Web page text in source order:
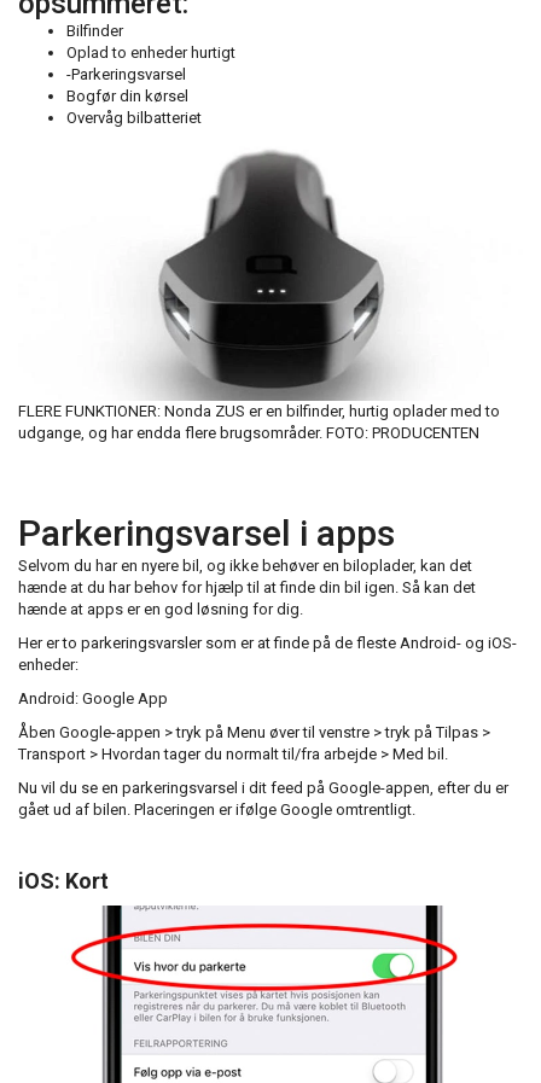
Bilfinder
Oplad to enheder hurtigt
-Parkeringsvarsel
Bogfør din kørsel
Overvåg bilbatteriet
FLERE FUNKTIONER: Nonda ZUS er en bilfinder, hurtig oplader med to
udgange, og har endda flere brugsområder. FOTO: PRODUCENTEN
Parkeringsvarsel i apps
Selvom du har en nyere bil, og ikke behøver en biloplader, kan det
hænde at du har behov for hjælp til at finde din bil igen. Så kan det
hænde at apps er en god løsning for dig.
Her er to parkeringsvarsler som er at finde på de fleste Android- og iOS-
enheder:
Android: Google App
Åben Google-appen > tryk på Menu øver til venstre > tryk på Tilpas >
Transport > Hvordan tager du normalt til/fra arbejde > Med bil.
Nu vil du se en parkeringsvarsel i dit feed på Google-appen, efter du er
gået ud af bilen. Placeringen er ifølge Google omtrentligt.
iOS: Kort